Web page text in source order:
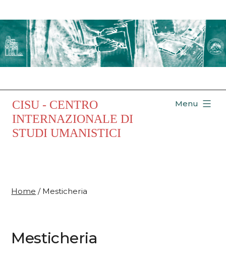
al
contenuto
CISU - CENTRO
INTERNAZIONALE DI
STUDI UMANISTICI
Menu
Home / Mesticheria
Mesticheria